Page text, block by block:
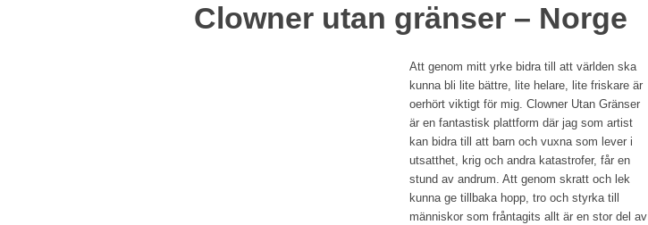
Clowner utan gränser – Norge
Att genom mitt yrke bidra till att världen ska
kunna bli lite bättre, lite helare, lite friskare är
oerhört viktigt för mig. Clowner Utan Gränser
är en fantastisk plattform där jag som artist
kan bidra till att barn och vuxna som lever i
utsatthet, krig och andra katastrofer, får en
stund av andrum. Att genom skratt och lek
kunna ge tillbaka hopp, tro och styrka till
människor som fråntagits allt är en stor del av